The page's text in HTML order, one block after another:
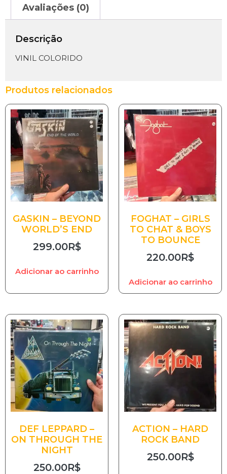
Avaliações (0)
Descrição
VINIL COLORIDO
Produtos relacionados
GASKIN – BEYOND
WORLD’S END
299.00R$
Adicionar ao carrinho
FOGHAT – GIRLS
TO CHAT & BOYS
TO BOUNCE
220.00R$
Adicionar ao carrinho
DEF LEPPARD –
ON THROUGH THE
NIGHT
250.00R$
ACTION – HARD
ROCK BAND
250.00R$